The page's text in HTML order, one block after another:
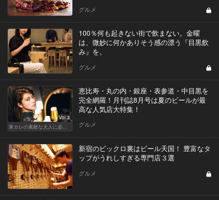
グルメ
100％何も起きない街で飲まない。金曜
は、微妙に何かありそう感の漂う『目黒飲
み』を。
グルメ
Vol.3
東カレの素敵な大人に必要なこと
恵比寿・丸の内・銀座・表参道・中目黒を
完全網羅！月刊誌8月号は夏のビールが最
高な人気店大特集！
グルメ
新宿のビックロ裏はビール天国！ 豊富なタ
ップがうれしすぎる専門店３選
グルメ